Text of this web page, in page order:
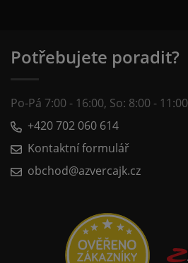
Potřebujete poradit?
Po-Pá 7:00 - 16:00, So: 8:00 - 11:00
+420 702 060 614
Kontaktní formulář
obchod@azvercajk.cz